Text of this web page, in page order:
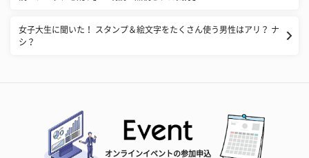
女子大生に聞いた！ スタンプ＆絵文字をたくさん使う男性はアリ？ ナ
シ？
オンラインイベントの参加申込